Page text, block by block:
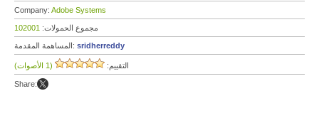
Company: Adobe Systems
مجموع الحمولات: 102001
المساهمة المقدمة: sridherreddy
التقييم: (1 الأصوات)
Share: